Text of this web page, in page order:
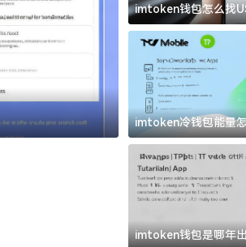
imtoken官方下
imtoken钱包怎么找
坑
imtoken冷钱包能量
道
imtoken钱包是哪年